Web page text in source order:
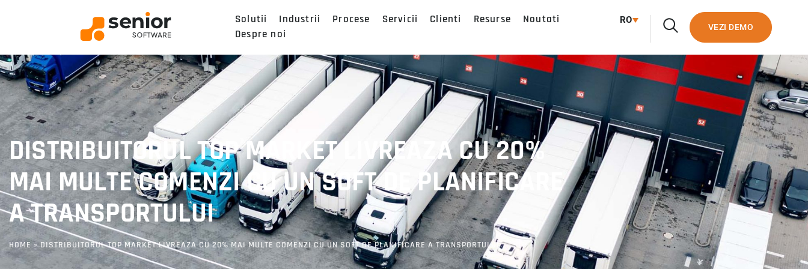
Solutii Industrii Procese Servicii Clienti Resurse
Noutati
Despre noi
RO
VEZI DEMO
DISTRIBUITORUL TOP MARKET LIVREAZA CU 20%
MAI MULTE COMENZI CU UN SOFT DE PLANIFICARE
A TRANSPORTULUI
HOME »DISTRIBUITORUL TOP MARKET LIVREAZA CU 20% MAI MULTE COMENZI CU UN SOFT DE PLANIFICARE A TRANSPORTULUI